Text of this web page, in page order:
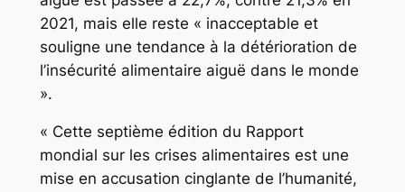
2021, mais elle reste « inacceptable et
souligne une tendance à la détérioration de
l’insécurité alimentaire aiguë dans le monde
».
« Cette septième édition du Rapport
mondial sur les crises alimentaires est une
mise en accusation cinglante de l’humanité,